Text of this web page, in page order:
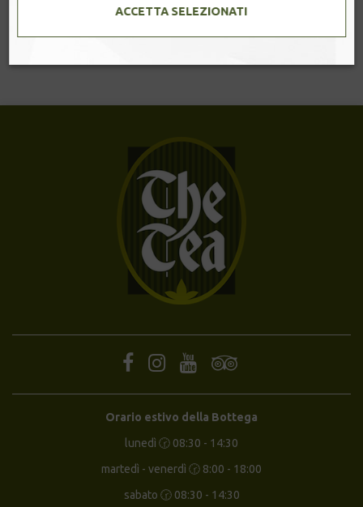
Orario estivo della Bottega
lunedì 🕝 08:30 - 14:30
martedì - venerdì 🕝 8:00 - 18:00
sabato 🕝 08:30 - 14:30
ACCETTA SELEZIONATI